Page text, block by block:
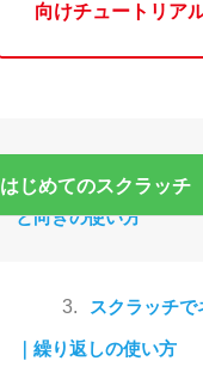
向けチュートリアル
はじめてのスクラッチ
2. スクラッチで
と向きの使い方
3. スクラッチ
｜繰り返しの使い方